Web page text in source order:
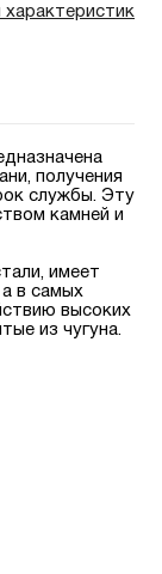
получения
службы. Эту
камней и
имеет
в самых
высоких
из чугуна.